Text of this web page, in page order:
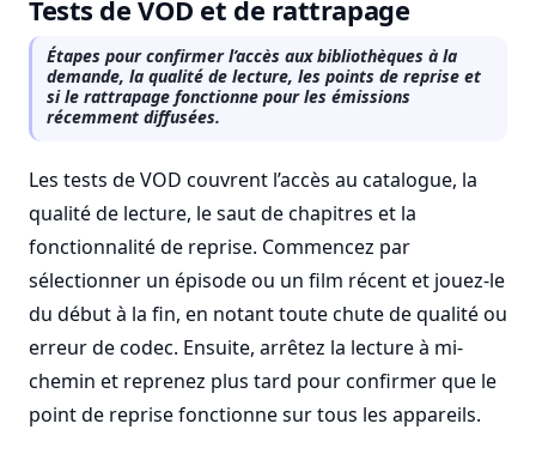
Tests de VOD et de rattrapage
Étapes pour confirmer l’accès aux bibliothèques à la
demande, la qualité de lecture, les points de reprise et
si le rattrapage fonctionne pour les émissions
récemment diffusées.
Les tests de VOD couvrent l’accès au catalogue, la
qualité de lecture, le saut de chapitres et la
fonctionnalité de reprise. Commencez par
sélectionner un épisode ou un film récent et jouez-le
du début à la fin, en notant toute chute de qualité ou
erreur de codec. Ensuite, arrêtez la lecture à mi-
chemin et reprenez plus tard pour confirmer que le
point de reprise fonctionne sur tous les appareils.